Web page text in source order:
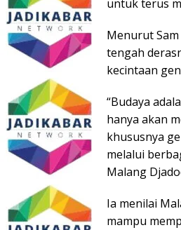
untuk terus
Menurut
tengah
kecintaan
“Budaya
hanya akan
khususnya
melalui
Malang
Ia menilai
mampu